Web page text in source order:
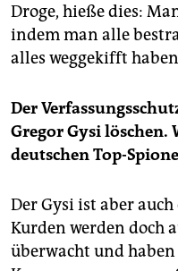
Droge, hieße dies:
indem man alle
alles weggekifft
Der
Gregor Gysi löschen.
deutschen Top-
Der Gysi ist aber
Kurden werden doch
überwacht und